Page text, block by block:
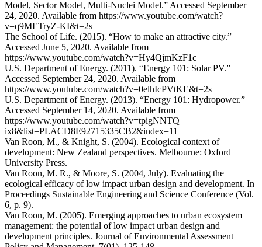
Model, Sector Model, Multi-Nuclei Model.” Accessed September
24, 2020. Available from https://www.youtube.com/watch?
v=q9METryZ-KI&t=2s
The School of Life. (2015). “How to make an attractive city.”
Accessed June 5, 2020. Available from
https://www.youtube.com/watch?v=Hy4QjmKzF1c
U.S. Department of Energy. (2011). “Energy 101: Solar PV.”
Accessed September 24, 2020. Available from
https://www.youtube.com/watch?v=0elhIcPVtKE&t=2s
U.S. Department of Energy. (2013). “Energy 101: Hydropower.”
Accessed September 14, 2020. Available from
https://www.youtube.com/watch?v=tpigNNTQ
ix8&list=PLACD8E92715335CB2&index=11
Van Roon, M., & Knight, S. (2004). Ecological context of
development: New Zealand perspectives. Melbourne: Oxford
University Press.
Van Roon, M. R., & Moore, S. (2004, July). Evaluating the
ecological efficacy of low impact urban design and development. In
Proceedings Sustainable Engineering and Science Conference (Vol.
6, p. 9).
Van Roon, M. (2005). Emerging approaches to urban ecosystem
management: the potential of low impact urban design and
development principles. Journal of Environmental Assessment